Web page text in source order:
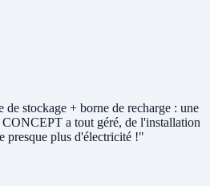
de stockage + borne de recharge : une
a tout géré, de l'installation
presque plus d'électricité !"